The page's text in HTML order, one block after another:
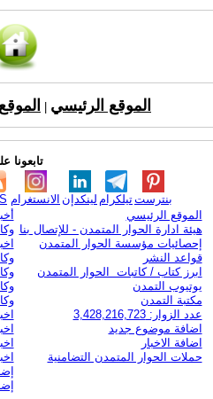
الموقع الرئيسي
تابعونا
الانستغرام لينكدإن تيلكرامبنترست
الموقع الرئيسي
هيئة ادارة الحوار المتمدن - للإتصال بنا
إحصائيات مؤسسة الحوار المتمدن
قواعد النشر
ابرز كتاب / كاتبات الحوار المتمدن
يوتيوب التمدن
مكتبة التمدن
عدد الزوار: 3,428,216,723
اضافة موضوع جديد
اضافة الاخبار
حملات الحوار المتمدن التضامنية